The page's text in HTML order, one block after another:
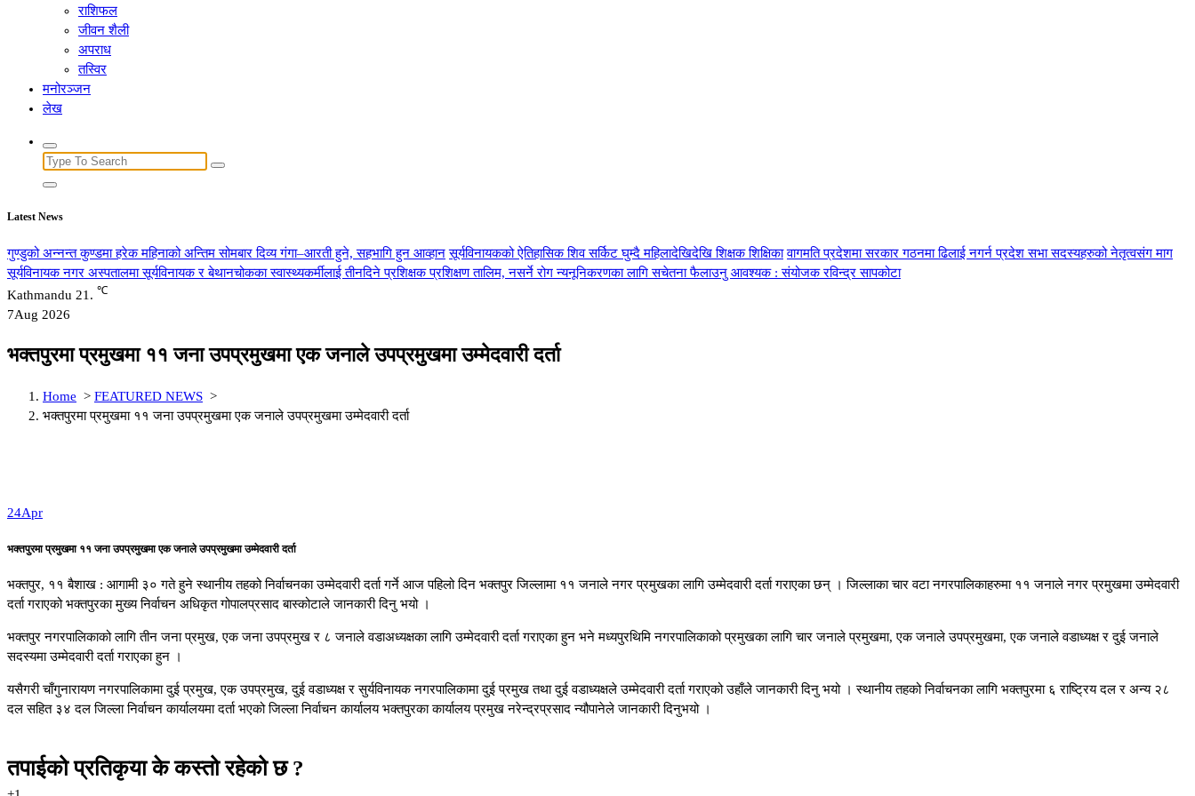
राशिफल
जीवन शैली
अपराध
तस्विर
मनोरञ्जन
लेख
Search
for:
Latest News
गुण्डुको अन्नन्त कुण्डमा हरेक महिनाको अन्तिम सोमबार दिव्य गंगा–आरती हुने, सहभागि हुन आव्हान सूर्यविनायकको ऐतिहासिक शिव सर्किट घुम्दै महिलादेखिदेखि शिक्षक शिक्षिका वागमति प्रदेशमा सरकार गठनमा ढिलाई नगर्न प्रदेश सभा सदस्यहरुको नेतृत्वसंग माग
सूर्यविनायक नगर अस्पतालमा सूर्यविनायक र बेथानचोकका स्वास्थ्यकर्मीलाई तीनदिने प्रशिक्षक प्रशिक्षण तालिम, नसर्ने रोग न्यनूनिकरणका लागि सचेतना फैलाउनु आवश्यक : संयोजक रविन्द्र सापकोटा
Kathmandu 21. ℃
7Aug 2026
भक्तपुरमा प्रमुखमा ११ जना उपप्रमुखमा एक जनाले उपप्रमुखमा उम्मेदवारी दर्ता
Home > FEATURED NEWS >
भक्तपुरमा प्रमुखमा ११ जना उपप्रमुखमा एक जनाले उपप्रमुखमा उम्मेदवारी दर्ता
24Apr
भक्तपुरमा प्रमुखमा ११ जना उपप्रमुखमा एक जनाले उपप्रमुखमा उम्मेदवारी दर्ता
भक्तपुर, ११ बैशाख : आगामी ३० गते हुने स्थानीय तहको निर्वाचनका उम्मेदवारी दर्ता गर्ने आज पहिलो दिन भक्तपुर जिल्लामा ११ जनाले नगर प्रमुखका लागि उम्मेदवारी दर्ता गराएका छन् । जिल्लाका चार वटा नगरपालिकाहरुमा ११ जनाले नगर प्रमुखमा उम्मेदवारी
दर्ता गराएको भक्तपुरका मुख्य निर्वाचन अधिकृत गोपालप्रसाद बास्कोटाले जानकारी दिनु भयो ।
भक्तपुर नगरपालिकाको लागि तीन जना प्रमुख, एक जना उपप्रमुख र ८ जनाले वडाअध्यक्षका लागि उम्मेदवारी दर्ता गराएका हुन भने मध्यपुरथिमि नगरपालिकाको प्रमुखका लागि चार जनाले प्रमुखमा, एक जनाले उपप्रमुखमा, एक जनाले वडाध्यक्ष र दुई जनाले
सदस्यमा उम्मेदवारी दर्ता गराएका हुन ।
यसैगरी चाँगुनारायण नगरपालिकामा दुई प्रमुख, एक उपप्रमुख, दुई वडाध्यक्ष र सुर्यविनायक नगरपालिकामा दुई प्रमुख तथा दुई वडाध्यक्षले उम्मेदवारी दर्ता गराएको उहाँले जानकारी दिनु भयो । स्थानीय तहको निर्वाचनका लागि भक्तपुरमा ६ राष्ट्रिय दल र अन्य २८
दल सहित ३४ दल जिल्ला निर्वाचन कार्यालयमा दर्ता भएको जिल्ला निर्वाचन कार्यालय भक्तपुरका कार्यालय प्रमुख नरेन्द्रप्रसाद न्यौपानेले जानकारी दिनुभयो ।
तपाईको प्रतिकृया के कस्तो रहेको छ ?